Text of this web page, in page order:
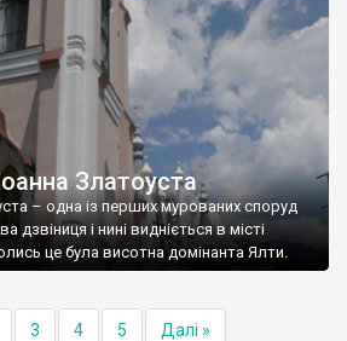
Златоуста
– одна із перших мурованих споруд
дзвіниця і нині видніється в місті
це була висотна домінанта Ялти.
3 4 5 Далі »